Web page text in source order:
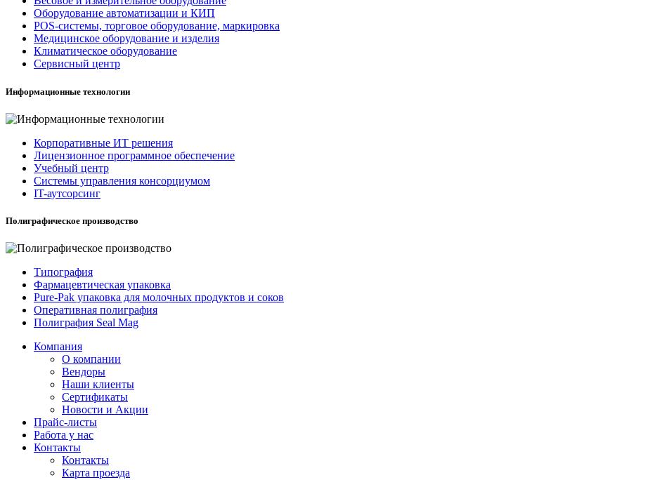
Оборудование автоматизации и КИП
POS-системы, торговое оборудование, маркировка
Медицинское оборудование и изделия
Климатическое оборудование
Сервисный центр
Информационные технологии
Корпоративные ИТ решения
Лицензионное программное обеспечение
Учебный центр
Системы управления консорциумом
IT-аутсорсинг
Полиграфическое производство
Типография
Фармацевтическая упаковка
Pure-Pak упаковка для молочных продуктов и соков
Оперативная полиграфия
Полиграфия Seal Mag
Компания
О компании
Вендоры
Наши клиенты
Сертификаты
Новости и Акции
Прайс-листы
Работа у нас
Контакты
Контакты
Карта проезда